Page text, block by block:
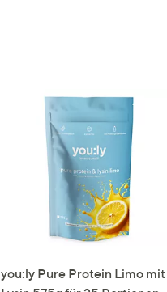
you:ly Pure Protein Limo mit